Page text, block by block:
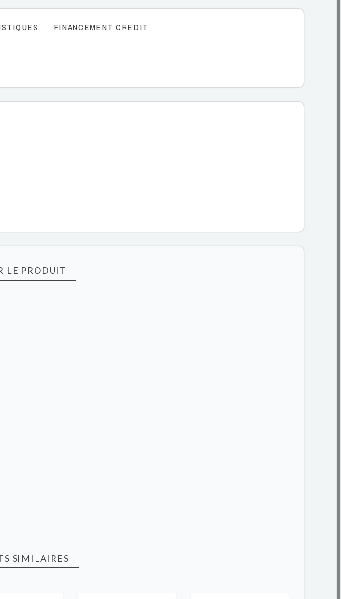
FINANCEMENT CREDIT
LE PRODUIT
SIMILAIRES